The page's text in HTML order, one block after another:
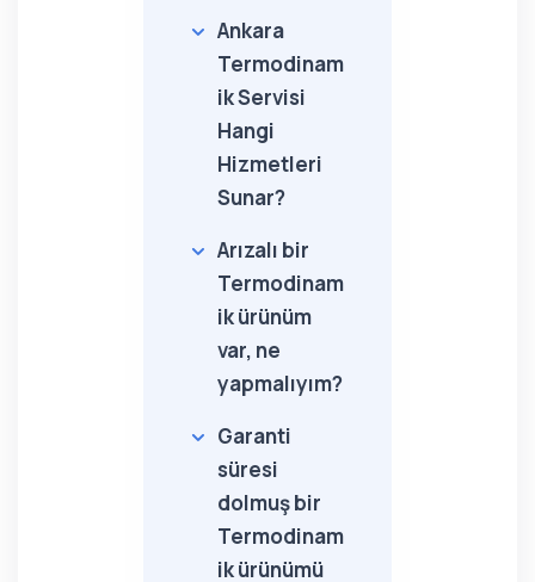
Ankara
Termodinam
ik Servisi
Hangi
Hizmetleri
Sunar?
Arızalı bir
Termodinam
ik ürünüm
var, ne
yapmalıyım?
Garanti
süresi
dolmuş bir
Termodinam
ik ürünümü